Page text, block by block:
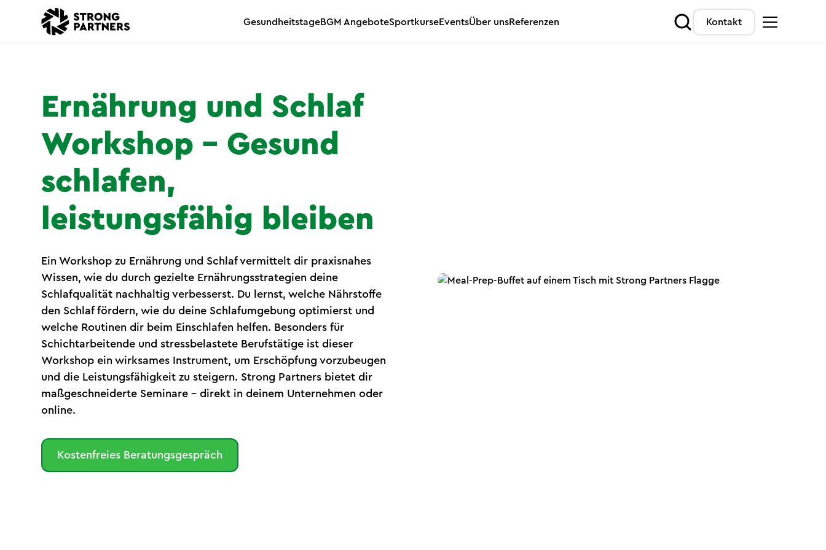
GesundheitstageBGM AngeboteSportkurseEventsÜber unsReferenzen Kontakt
Ernährung und Schlaf
Workshop – Gesund
schlafen,
leistungsfähig bleiben
Ein Workshop zu Ernährung und Schlaf vermittelt dir praxisnahes
Wissen, wie du durch gezielte Ernährungsstrategien deine
Schlafqualität nachhaltig verbesserst. Du lernst, welche Nährstoffe
den Schlaf fördern, wie du deine Schlafumgebung optimierst und
welche Routinen dir beim Einschlafen helfen. Besonders für
Schichtarbeitende und stressbelastete Berufstätige ist dieser
Workshop ein wirksames Instrument, um Erschöpfung vorzubeugen
und die Leistungsfähigkeit zu steigern. Strong Partners bietet dir
maßgeschneiderte Seminare – direkt in deinem Unternehmen oder
online.
Kostenfreies Beratungsgespräch